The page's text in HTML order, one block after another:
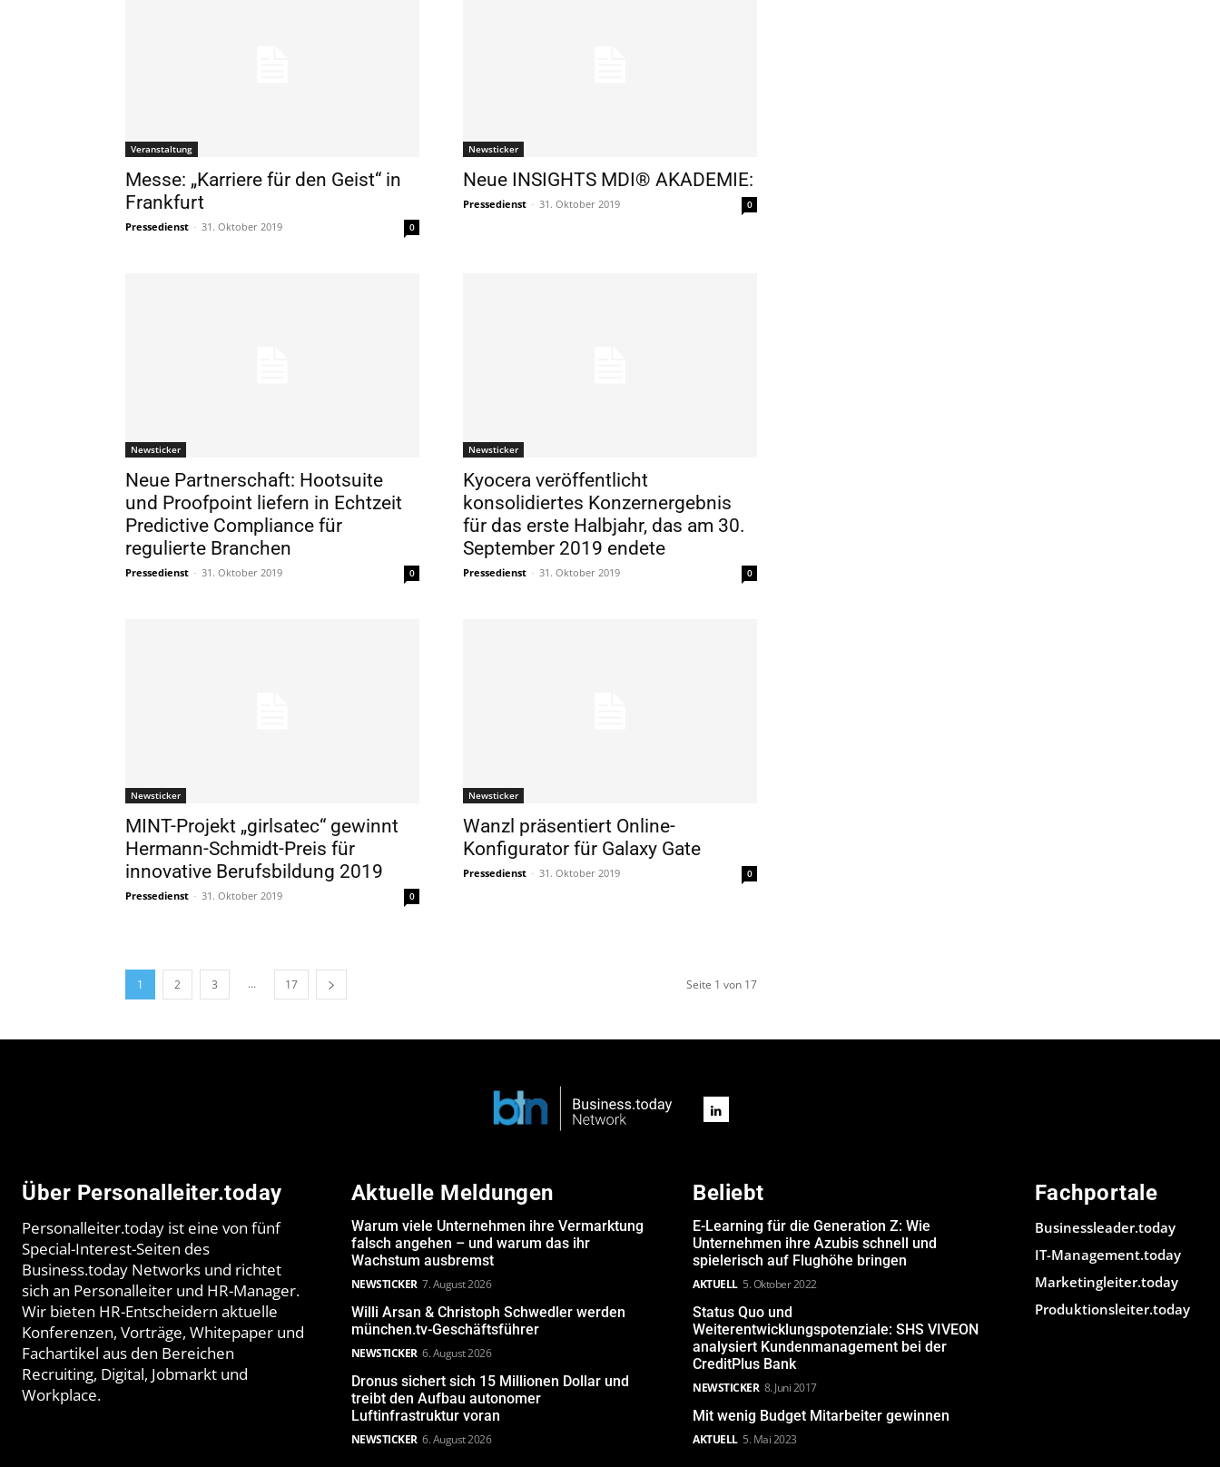
Veranstaltung
Messe: „Karriere für den Geist“ in
Frankfurt
Pressedienst - 31. Oktober 2019 0
Newsticker
Neue INSIGHTS MDI® AKADEMIE:
Pressedienst - 31. Oktober 2019 0
Newsticker
Neue Partnerschaft: Hootsuite
und Proofpoint liefern in Echtzeit
Predictive Compliance für
regulierte Branchen
Pressedienst - 31. Oktober 2019 0
Newsticker
Kyocera veröffentlicht
konsolidiertes Konzernergebnis
für das erste Halbjahr, das am 30.
September 2019 endete
Pressedienst - 31. Oktober 2019 0
Newsticker
MINT-Projekt „girlsatec“ gewinnt
Hermann-Schmidt-Preis für
innovative Berufsbildung 2019
Pressedienst - 31. Oktober 2019 0
Newsticker
Wanzl präsentiert Online-
Konfigurator für Galaxy Gate
Pressedienst - 31. Oktober 2019 0
1 2 3 ... 17 Seite 1 von 17
Über Personalleiter.today
Personalleiter.today ist eine von fünf
Special-Interest-Seiten des
Business.today Networks und richtet
sich an Personalleiter und HR-Manager.
Wir bieten HR-Entscheidern aktuelle
Konferenzen, Vorträge, Whitepaper und
Fachartikel aus den Bereichen
Recruiting, Digital, Jobmarkt und
Workplace.
Aktuelle Meldungen
Warum viele Unternehmen ihre Vermarktung
falsch angehen – und warum das ihr
Wachstum ausbremst
NEWSTICKER 7. August 2026
Willi Arsan & Christoph Schwedler werden
münchen.tv-Geschäftsführer
NEWSTICKER 6. August 2026
Dronus sichert sich 15 Millionen Dollar und
treibt den Aufbau autonomer
Luftinfrastruktur voran
NEWSTICKER 6. August 2026
Beliebt
E-Learning für die Generation Z: Wie
Unternehmen ihre Azubis schnell und
spielerisch auf Flughöhe bringen
AKTUELL 5. Oktober 2022
Status Quo und
Weiterentwicklungspotenziale: SHS VIVEON
analysiert Kundenmanagement bei der
CreditPlus Bank
NEWSTICKER 8. Juni 2017
Mit wenig Budget Mitarbeiter gewinnen
AKTUELL 5. Mai 2023
Fachportale
Businessleader.today
IT-Management.today
Marketingleiter.today
Produktionsleiter.today